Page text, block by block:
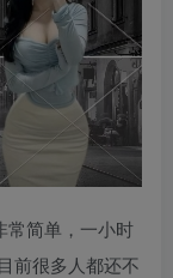
常简单，一小时
前很多人都还不